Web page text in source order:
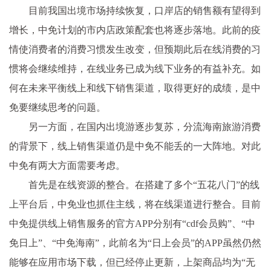
目前我国出境市场持续恢复，口岸店的销售额有望得到
增长，中免计划的市内店政策配套也将逐步落地。此前的疫
情使消费者的消费习惯发生改变，但预期此后在线消费的习
惯将会继续维持，在线业务已成为线下业务的有益补充。如
何在未来平衡线上和线下销售渠道，取得更好的成绩，是中
免要继续思考的问题。
另一方面，在国内出境游逐步复苏，分流海南旅游消费
的背景下，线上销售渠道仍是中免不能丢的一大阵地。对此
中免有两大方面需要考虑。
首先是在线资源的整合。在搭建了多个“五花八门”的线
上平台后，中免业也抓住主线，将在线渠道进行整合。目前
中免提供线上销售服务的官方APP分别有“cdf会员购”、“中
免日上”、“中免海南”，此前名为“日上会员”的APP虽然仍然
能够在应用市场下载，但已经停止更新，上架商品均为“无